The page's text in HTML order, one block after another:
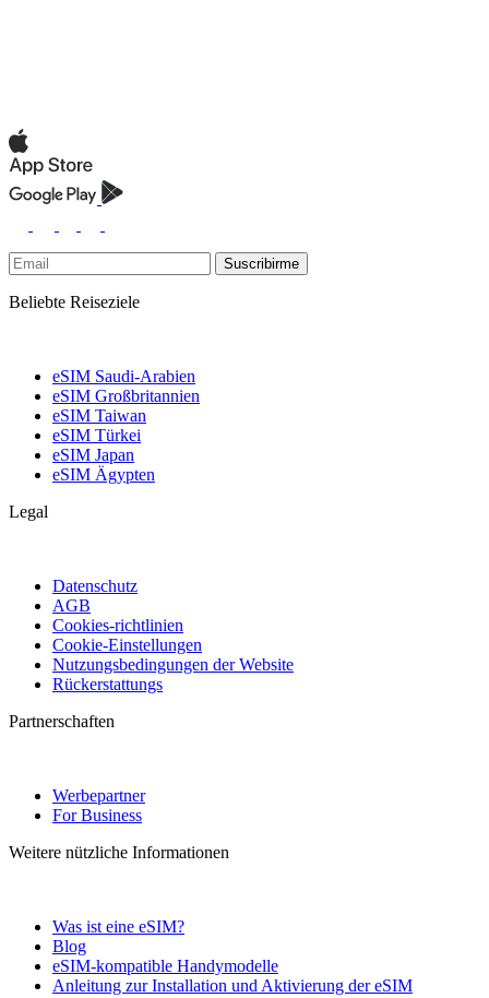
Suscribirme
Beliebte Reiseziele
eSIM Saudi-Arabien
eSIM Großbritannien
eSIM Taiwan
eSIM Türkei
eSIM Japan
eSIM Ägypten
Legal
Datenschutz
AGB
Cookies-richtlinien
Cookie-Einstellungen
Nutzungsbedingungen der Website
Rückerstattungs
Partnerschaften
Werbepartner
For Business
Weitere nützliche Informationen
Was ist eine eSIM?
Blog
eSIM-kompatible Handymodelle
Anleitung zur Installation und Aktivierung der eSIM